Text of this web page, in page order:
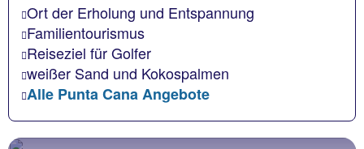
Ort der Erholung und Entspannung
Familientourismus
Reiseziel für Golfer
weißer Sand und Kokospalmen
Alle Punta Cana Angebote